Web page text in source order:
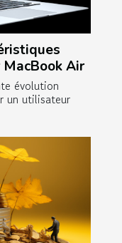
Air
évolution
un utilisateur